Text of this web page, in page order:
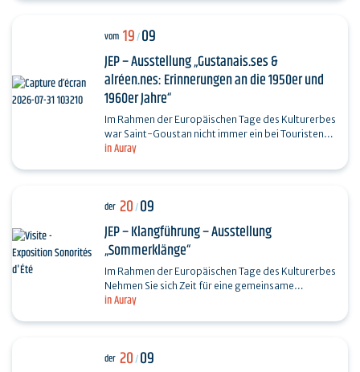
in Auray
vom 19/09
JEP – Ausstellung „Gustanais.ses &
alréen.nes: Erinnerungen an die 1950er und
1960er Jahre“
Im Rahmen der Europäischen Tage des Kulturerbes
war Saint-Goustan nicht immer ein bei Touristen
beliebter Yachthafen. In den 1950er- und 1960er-
in Auray
der 20/09
JEP – Klangführung – Ausstellung
„Sommerklänge“
Im Rahmen der Europäischen Tage des Kulturerbes
Nehmen Sie sich Zeit für eine gemeinsame
Hörerfahrung mit Félix Blume und Yola Couder, der
der 20/09